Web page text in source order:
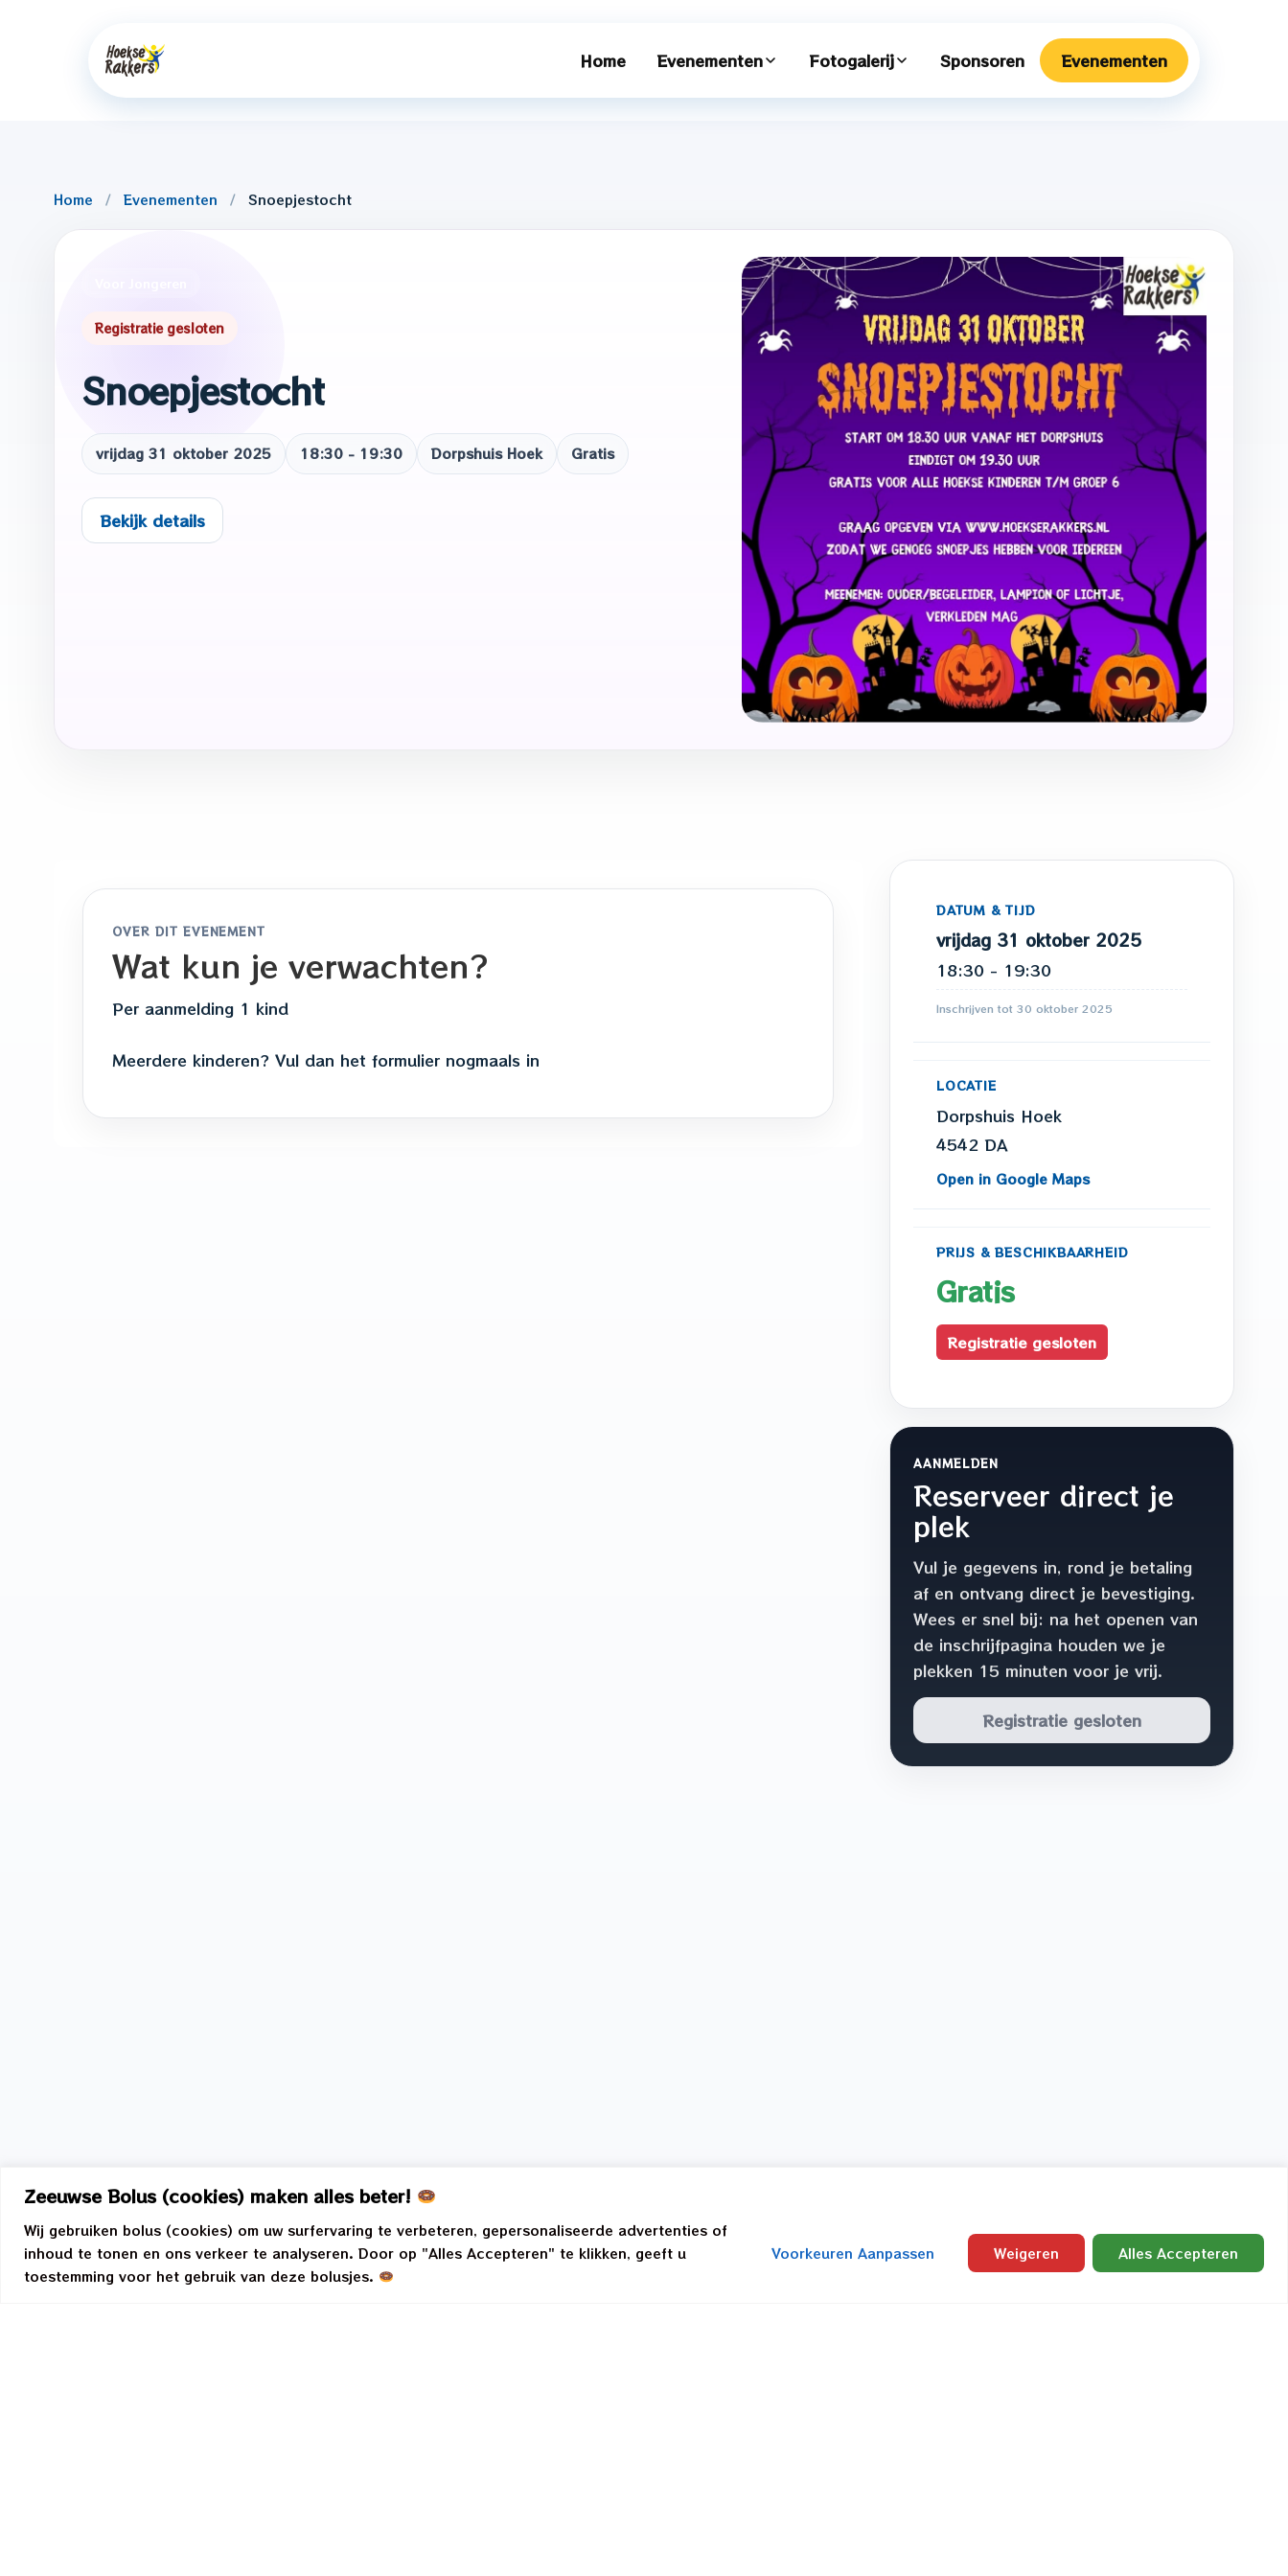
Zeeuwse Bolus (cookies) maken alles beter!
Wij gebruiken bolus (cookies) om uw surfervaring te verbeteren, gepersonaliseerde advertenties of
inhoud te tonen en ons verkeer te analyseren. Door op "Alles Accepteren" te klikken, geeft u
toestemming voor het gebruik van deze bolusjes.
Voorkeuren Aanpassen Weigeren Alles Accepteren
Home Evenementen Fotogalerij Sponsoren Evenementen
Home / Evenementen / Snoepjestocht
Registratie gesloten
Snoepjestocht
vrijdag 31 oktober 2025 18:30 - 19:30 Dorpshuis Hoek Gratis
Bekijk details
OVER DIT EVENEMENT
Wat kun je verwachten?
Per aanmelding 1 kind
Meerdere kinderen? Vul dan het formulier nogmaals in
DATUM & TIJD
vrijdag 31 oktober 2025
18:30 - 19:30
Inschrijven tot 30 oktober 2025
LOCATIE
Dorpshuis Hoek
4542 DA
Open in Google Maps
PRIJS & BESCHIKBAARHEID
Gratis
Registratie gesloten
AANMELDEN
Reserveer direct je
plek
Vul je gegevens in, rond je betaling
af en ontvang direct je bevestiging.
Wees er snel bij: na het openen van
de inschrijfpagina houden we je
plekken 15 minuten voor je vrij.
Registratie gesloten